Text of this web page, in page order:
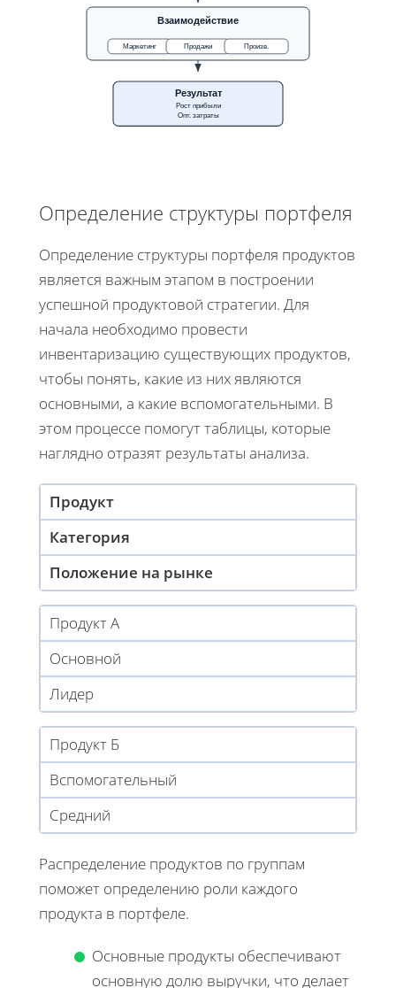
Взаимодействие
Маркетинг Продажи Произв.
Результат
Рост прибыли
Опт. затраты
Определение структуры портфеля
Определение структуры портфеля продуктов
является важным этапом в построении
успешной продуктовой стратегии. Для
начала необходимо провести
инвентаризацию существующих продуктов,
чтобы понять, какие из них являются
основными, а какие вспомогательными. В
этом процессе помогут таблицы, которые
наглядно отразят результаты анализа.
Продукт
Категория
Положение на рынке
Продукт А
Основной
Лидер
Продукт Б
Вспомогательный
Средний
Распределение продуктов по группам
поможет определению роли каждого
продукта в портфеле.
Основные продукты обеспечивают
основную долю выручки, что делает